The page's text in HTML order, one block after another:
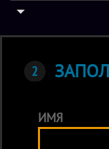
ИМЯ